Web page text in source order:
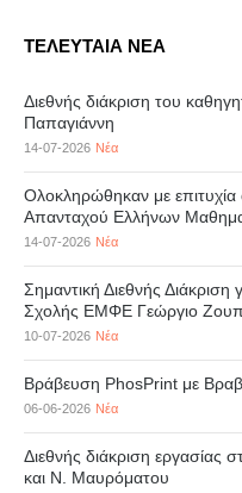
ΤΕΛΕΥΤΑΙΑ ΝΕΑ
Διεθνής διάκριση του
Παπαγιάννη
14-07-2026 Νέα
Ολοκληρώθηκαν με επιτυχία
Απανταχού Ελλήνων
14-07-2026 Νέα
Σημαντική Διεθνής
Σχολής ΕΜΦΕ Γεώργιο
10-07-2026 Νέα
Βράβευση PhosPrint με
06-06-2026 Νέα
Διεθνής διάκριση
και Ν. Μαυρόματου